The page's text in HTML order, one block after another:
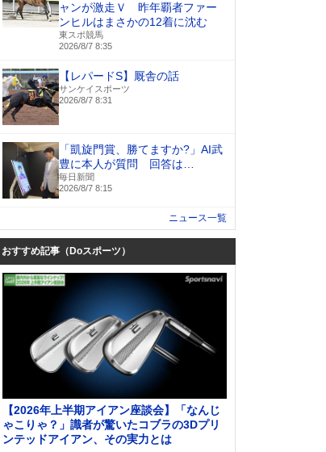
ャンが激走Ｖ 昨年覇者ファー
ンヒルはまさかの12着に沈む
東スポ競馬
2026/8/7 8:35
【レパードS】厩舎の話
サンケイスポーツ
2026/8/7 8:31
「凱旋門賞、勝てますか?」AI武
豊に本人が質問 回答は…
毎日新聞
2026/8/7 8:15
ニュース一覧
おすすめ記事（Doスポーツ）
【2026年上半期アイアン座談会】「なんじ
ゃこりゃ？」識者が驚いたコブラの3Dプリ
ンテッドアイアン、その実力とは